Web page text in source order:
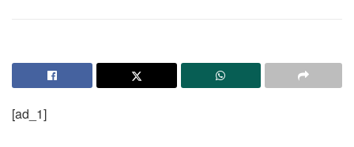
[ad_1]